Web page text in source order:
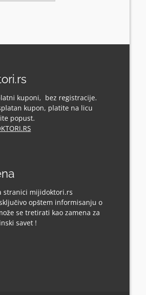
kuponi, bez registracije.
kupon, platite na licu
popust.
stranici mijidoktori.rs
opštem informisanju o
se tretirati kao zamena za
savet !